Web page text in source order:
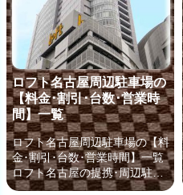
線」中崎町など多数あります。
しかし、梅田ロフトに初めて行
く場合、少しアクセスが難しい
ので、これから誰でも簡単にた
どり着けるよう、最寄り駅の出
口からの行き方を地図や画像で
分かりやすくご案内していきま
しょう！こちらのページでは、
梅田ロフトへのアクセス利用者
の多い2つの最寄り駅「阪急」
と「御堂筋線」の梅田駅からの
行き方をご案内しますね。...
ロフト名古屋周辺駐車場の
【料金･割引･台数･営業時
間】一覧
ロフト名古屋周辺駐車場の【料
金･割引･台数･営業時間】一覧
ロフト名古屋の提携･周辺駐車
場の｢料金(割引･無料条件)｣